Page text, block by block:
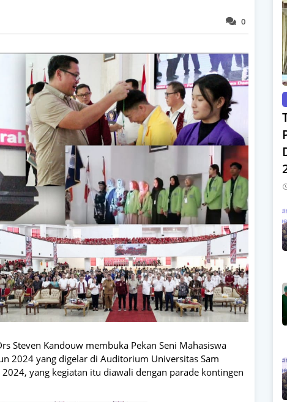
0
Steven Kandouw membuka Pekan Seni Mahasiswa
2024 yang digelar di Auditorium Universitas Sam
yang kegiatan itu diawali dengan parade kontingen